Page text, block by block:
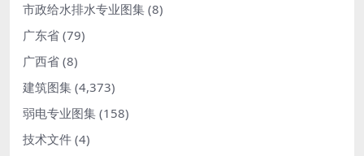
市政给水排水专业图集 (8)
广东省 (79)
广西省 (8)
建筑图集 (4,373)
弱电专业图集 (158)
技术文件 (4)